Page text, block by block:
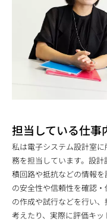
担当している仕事
私は電子システム設計室
務を担当しています。設
積回路や抵抗などの情報
の安全性や信頼性を確認
の作成や試行などを行い
考えたり、実際に評価キ